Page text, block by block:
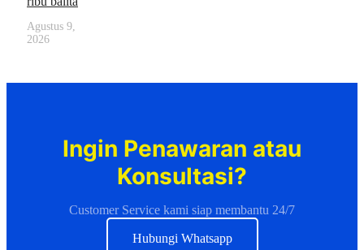
Agustus 9,
2026
Ingin Penawaran atau
Konsultasi?
Customer Service kami siap membantu 24/7
Hubungi Whatsapp